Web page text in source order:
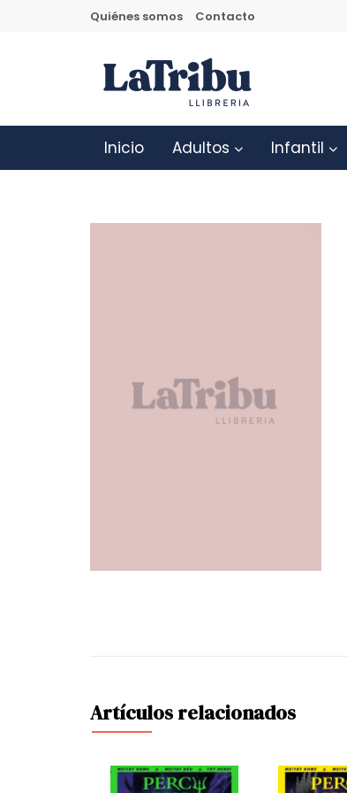
Quiénes somos Contacto
Inicio Adultos Infantil
Artículos relacionados